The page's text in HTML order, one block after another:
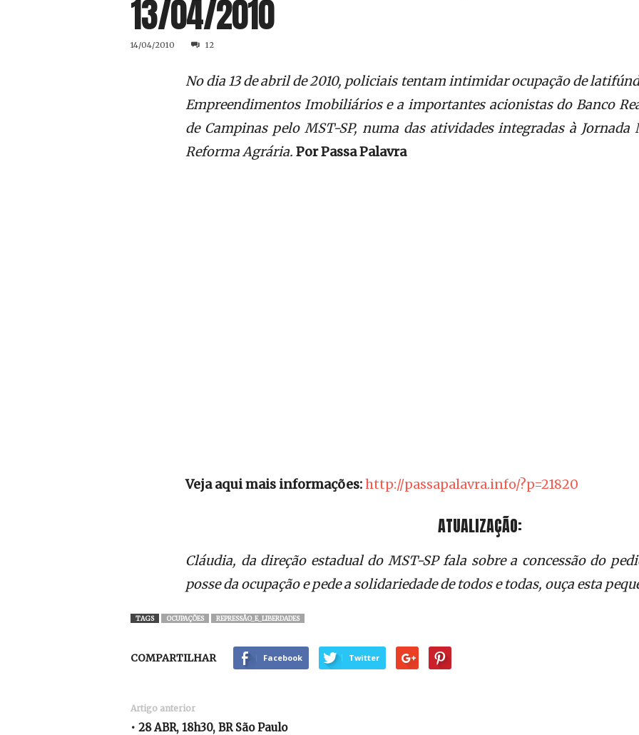
13/04/2010
14/04/2010 12
No dia 13 de abril de 2010, policiais tentam intimidar ocupação de
Empreendimentos Imobiliários e a importantes acionistas do Banco
de Campinas pelo MST-SP, numa das atividades integradas à Jornada
Reforma Agrária. Por Passa Palavra
Veja aqui mais informações:http://passapalavra.info/?p=21820
ATUALIZAÇÃO:
Cláudia, da direção estadual do MST-SP fala sobre a concessão do
posse da ocupação e pede a solidariedade de todos e todas, ouça esta
TAGS OCUPAÇÕES REPRESSÃO_E_LIBERDADES
COMPARTILHAR Facebook Twitter
Artigo anterior
• 28 ABR, 18h30, BR São Paulo